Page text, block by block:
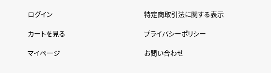
ログイン
カートを見る
マイページ
特定商取引法に関する表示
プライバシーポリシー
お問い合わせ